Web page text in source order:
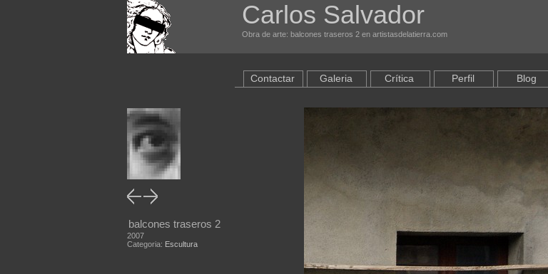
Carlos Salvador
Obra de arte: balcones traseros 2 en artistasdelatierra.com
balcones traseros 2
2007
Categoria: Escultura
Contactar Galeria Crítica Perfil Blog